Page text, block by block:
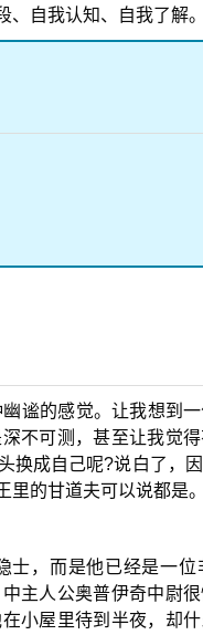
自我认知、自我了解。
谧的感觉。让我想到
不可测，甚至让我觉得
换成自己呢?说白了，
的甘道夫可以说都是。
士，而是他已经是一
主人公奥普伊奇中尉
小屋里待到半夜，却